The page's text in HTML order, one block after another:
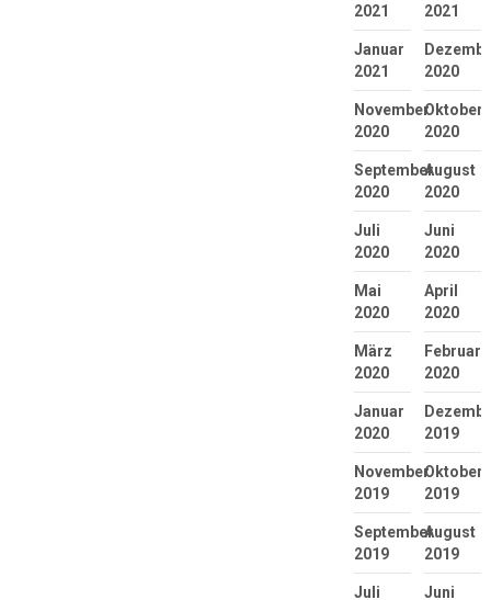
2021
2021
Januar
2021
2020
November
2020
Oktober
2020
September
2020
August
2020
Juli
2020
Juni
2020
Mai
2020
April
2020
März
2020
Februar
2020
Januar
2020
2019
November
2019
Oktober
2019
September
2019
August
2019
Juli
Juni